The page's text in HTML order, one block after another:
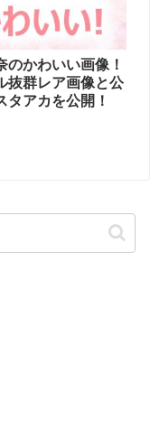
のかわいい画像！
抜群レア画像と公
タアカを公開！